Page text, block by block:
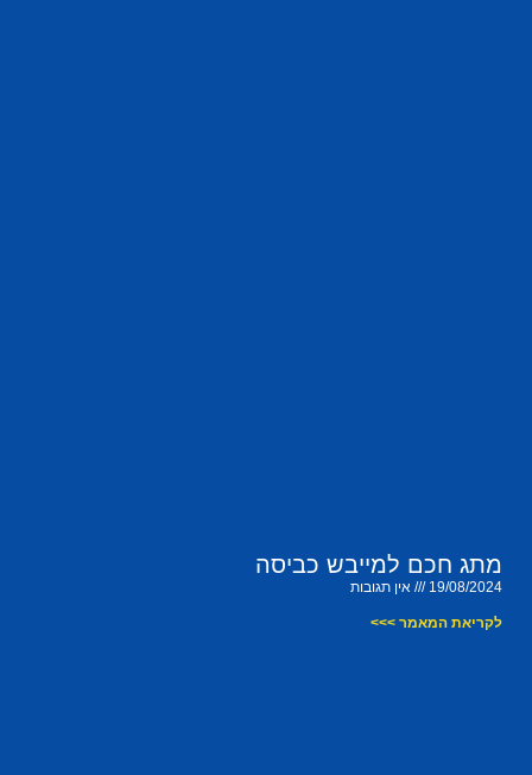
מתג חכם למייבש כביסה
19/08/2024 אין תגובות
לקריאת המאמר >>>